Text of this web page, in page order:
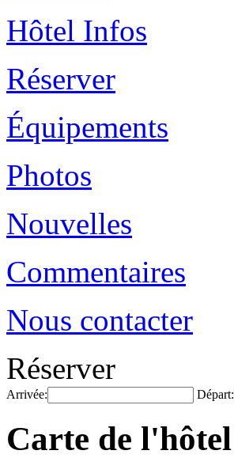
Hôtel Infos
Réserver
Équipements
Photos
Nouvelles
Commentaires
Nous contacter
Réserver
Arrivée: Départ:
Carte de l'hôtel